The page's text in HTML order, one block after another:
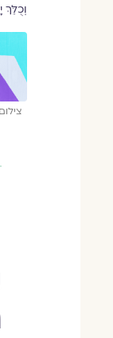
וְכֻלֵּךְ
צילום: Bryan Garces